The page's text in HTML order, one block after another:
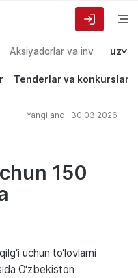
Aksiyadorlar va investorlarga
uz
Tenderlar va konkurslar
Yangilandi: 30.03.2026
150
uchun to‘lovlarni
O‘zbekiston